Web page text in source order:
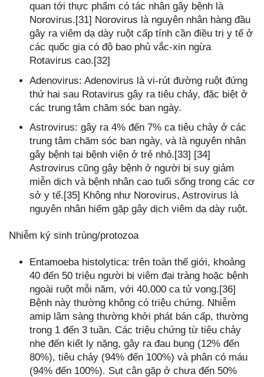
quan tới thực phẩm có tác nhân gây bệnh là
Norovirus.[31] Norovirus là nguyên nhân hàng đầu
gây ra viêm dạ dày ruột cấp tính cần điều trị y tế ở
các quốc gia có độ bao phủ vắc-xin ngừa
Rotavirus cao.[32]
Adenovirus: Adenovirus là vi-rút đường ruột đứng
thứ hai sau Rotavirus gây ra tiêu chảy, đặc biệt ở
các trung tâm chăm sóc ban ngày.
Astrovirus: gây ra 4% đến 7% ca tiêu chảy ở các
trung tâm chăm sóc ban ngày, và là nguyên nhân
gây bệnh tại bệnh viện ở trẻ nhỏ.[33] [34]
Astrovirus cũng gây bệnh ở người bị suy giảm
miễn dịch và bệnh nhân cao tuổi sống trong các cơ
sở y tế.[35] Không như Norovirus, Astrovirus là
nguyên nhân hiếm gặp gây dịch viêm dạ dày ruột.
Nhiễm ký sinh trùng/protozoa
Entamoeba histolytica: trên toàn thế giới, khoảng
40 đến 50 triệu người bị viêm đại tràng hoặc bệnh
ngoài ruột mỗi năm, với 40.000 ca tử vong.[36]
Bệnh này thường không có triệu chứng. Nhiễm
amip lâm sàng thường khởi phát bán cấp, thường
trong 1 đến 3 tuần. Các triệu chứng từ tiêu chảy
nhẹ đến kiết lỵ nặng, gây ra đau bụng (12% đến
80%), tiêu chảy (94% đến 100%) và phân có máu
(94% đến 100%). Sụt cân gặp ở chưa đến 50%